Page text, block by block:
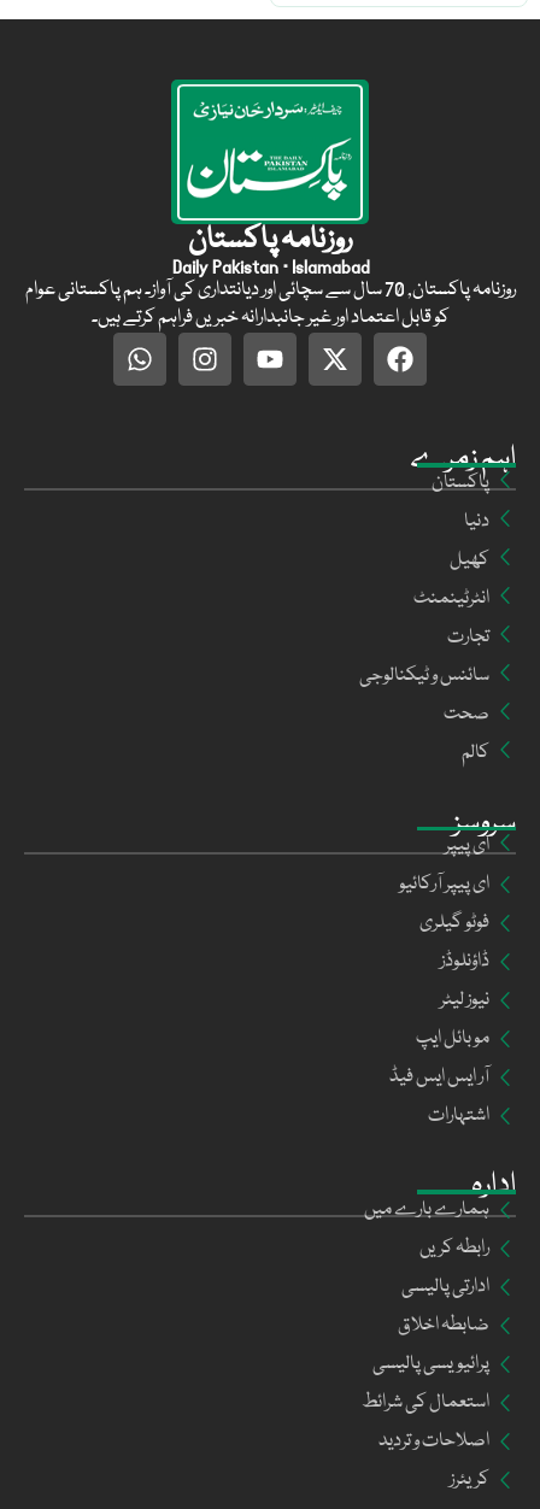
ادارہ
ہمارے بارے میں
رابطہ کریں
ادارتی پالیسی
ضابطہ اخلاق
پرائیویسی پالیسی
استعمال کی شرائط
اصلاحات و تردید
کریئرز
سروسز
ای پیپر
ای پیپر آرکائیو
فوٹو گیلری
ڈاؤنلوڈز
نیوز لیٹر
موبائل ایپ
آر ایس ایس فیڈ
اشتہارات
اہم زمرے
پاکستان
دنیا
کھیل
انٹرٹینمنٹ
تجارت
سائنس و ٹیکنالوجی
صحت
کالم
روزنامہ پاکستان
Daily Pakistan · Islamabad
روزنامہ پاکستان, 70 سال سے سچائی اور دیانتداری کی آواز۔ ہم پاکستانی عوام
کو قابل اعتماد اور غیر جانبدارانہ خبریں فراہم کرتے ہیں۔